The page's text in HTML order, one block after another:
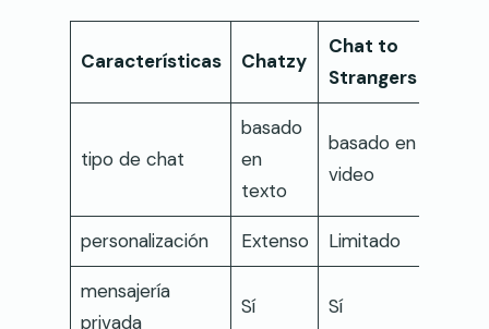
Características Chatzy
Chat to
Strangers
tipo de chat
basado
en
texto
basado en
video
personalización Extenso Limitado
mensajería
privada
Sí Sí